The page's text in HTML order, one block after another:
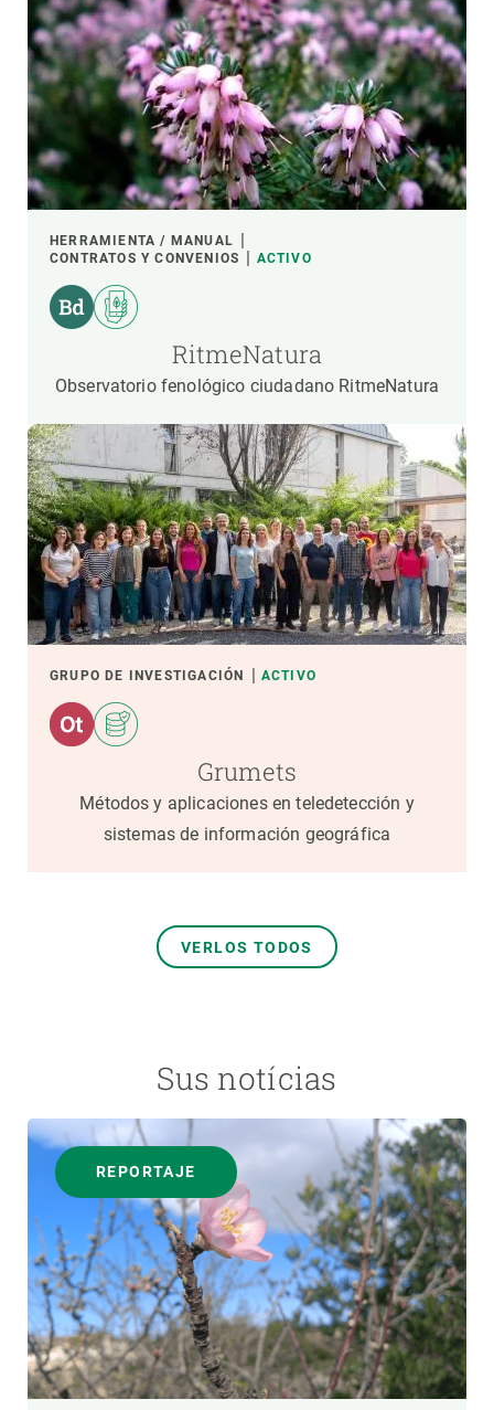
HERRAMIENTA / MANUAL
CONTRATOS Y CONVENIOS
ACTIVO
RitmeNatura
Observatorio fenológico ciudadano RitmeNatura
GRUPO DE INVESTIGACIÓN ACTIVO
Grumets
Métodos y aplicaciones en teledetección y
sistemas de información geográfica
VERLOS TODOS
Sus notícias
REPORTAJE